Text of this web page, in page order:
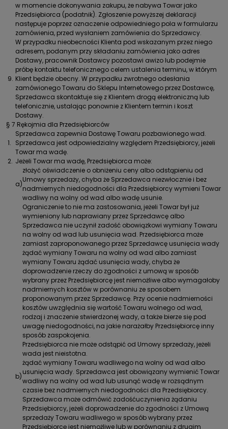
w momencie dokonywania zakupu, że nabywa Towar jako
Przedsiębiorca (podatnik). Zgłoszenie powyższej deklaracji
następuje poprzez oznaczenie odpowiedniego pola w formularzu
zamówienia, przed wysłaniem zamówienia do Sprzedawcy.
9.
W przypadku nieobecności Klienta pod wskazanym przez niego
adresem, podanym przy składaniu zamówienia jako adres
Dostawy, pracownik Dostawcy pozostawi awizo lub podejmie
próbę kontaktu telefonicznego celem ustalenia terminu, w którym
Klient będzie obecny. W przypadku zwrotnego odesłania
zamówionego Towaru do Sklepu Internetowego przez Dostawcę,
Sprzedawca skontaktuje się z Klientem drogą elektroniczną lub
telefonicznie, ustalając ponownie z Klientem termin i koszt
Dostawy.
§ 7 Rękojmia dla Przedsiębiorców
1.
Sprzedawca zapewnia Dostawę Towaru pozbawionego wad.
Sprzedawca jest odpowiedzialny względem Przedsiębiorcy, jeżeli
Towar ma wadę.
2. Jeżeli Towar ma wadę, Przedsiębiorca może:
a)
złożyć oświadczenie o obniżeniu ceny albo odstąpieniu od
Umowy sprzedaży, chyba że Sprzedawca niezwłocznie i bez
nadmiernych niedogodności dla Przedsiębiorcy wymieni Towar
wadliwy na wolny od wad albo wadę usunie.
Ograniczenie to nie ma zastosowania, jeżeli Towar był już
wymieniony lub naprawiany przez Sprzedawcę albo
Sprzedawca nie uczynił zadość obowiązkowi wymiany Towaru
na wolny od wad lub usunięcia wad. Przedsiębiorca może
zamiast zaproponowanego przez Sprzedawcę usunięcia wady
żądać wymiany Towaru na wolny od wad albo zamiast
wymiany Towaru żądać usunięcia wady, chyba że
doprowadzenie rzeczy do zgodności z umową w sposób
wybrany przez Przedsiębiorcę jest niemożliwe albo wymagałoby
nadmiernych kosztów w porównaniu ze sposobem
proponowanym przez Sprzedawcę. Przy ocenie nadmierności
kosztów uwzględnia się wartość Towaru wolnego od wad,
rodzaj i znaczenie stwierdzonej wady, a także bierze się pod
uwagę niedogodności, na jakie narażałby Przedsiębiorcę inny
sposób zaspokojenia.
Przedsiębiorca nie może odstąpić od Umowy sprzedaży, jeżeli
wada jest nieistotna.
b)
żądać wymiany Towaru wadliwego na wolny od wad albo
usunięcia wady. Sprzedawca jest obowiązany wymienić Towar
wadliwy na wolny od wad lub usunąć wadę w rozsądnym
czasie bez nadmiernych niedogodności dla Przedsiębiorcy.
Sprzedawca może odmówić zadośćuczynienia żądaniu
Przedsiębiorcy, jeżeli doprowadzenie do zgodności z Umową
sprzedaży Towaru wadliwego w sposób wybrany przez
Przedsiębiorcę jest niemożliwe lub w porównaniu z drugim